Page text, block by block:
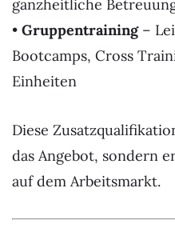
ganzheitliche
• Gruppentraining–
Bootcamps, Cross
Einheiten
Diese
das Angebot, sondern
auf dem Arbeitsmarkt.